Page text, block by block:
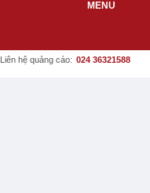
Liên hệ quảng cáo: 024 36321588